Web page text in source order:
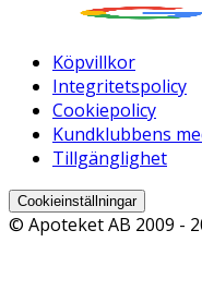
Köpvillkor
Integritetspolicy
Cookiepolicy
Kundklubbens
Tillgänglighet
Cookieinställningar
© Apoteket AB 2009 -